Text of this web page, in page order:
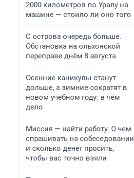
2000 километров по Уралу на
машине — стоило ли оно того
С острова очередь больше.
Обстановка на ольхонской
переправе днём 8 августа
Осенние каникулы станут
дольше, а зимние сократят в
новом учебном году: в чём
дело
Миссия — найти работу. О чем
спрашивать на собеседовании
и сколько денег просить,
чтобы вас точно взяли